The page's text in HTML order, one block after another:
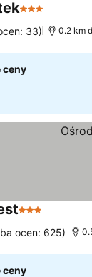
3 Kategoria
33) 0.2 km
ceny
3 Kategoria
ocen: 625)
ceny